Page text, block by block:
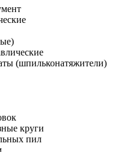
(шпильконатяжители)
круги
пил